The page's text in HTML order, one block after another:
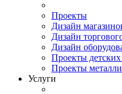
Проекты
Дизайн
Дизайн
Дизайн
Проекты
Проекты
Услуги